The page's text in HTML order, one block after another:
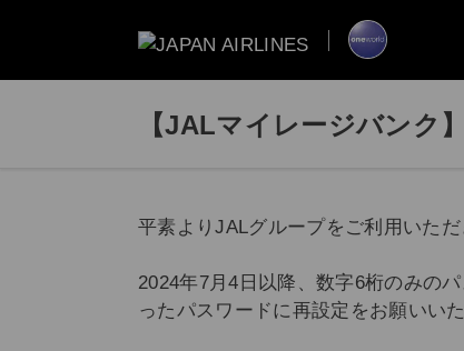
【JALマイレージバンク
平素よりJALグループをご利用いた
2024年7月4日以降、数字6桁のみの
ったパスワードに再設定をお願いいた